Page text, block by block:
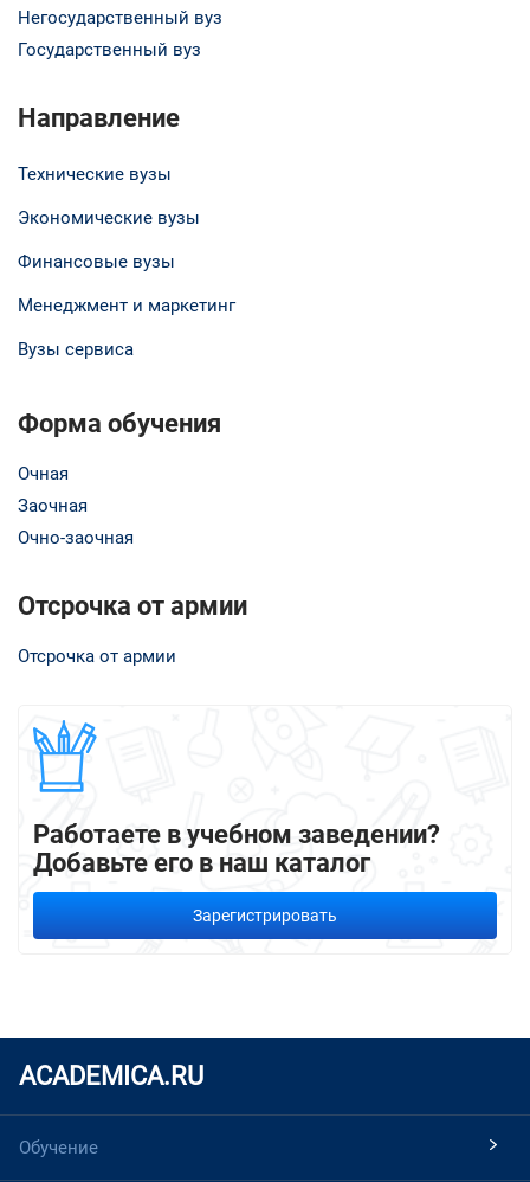
Негосударственный вуз
Государственный вуз
Направление
Технические вузы
Экономические вузы
Финансовые вузы
Менеджмент и маркетинг
Вузы сервиса
Форма обучения
Очная
Заочная
Очно-заочная
Отсрочка от армии
Отсрочка от армии
Работаете в учебном заведении?
Добавьте его в наш каталог
Зарегистрировать
ACADEMICA.RU
Обучение